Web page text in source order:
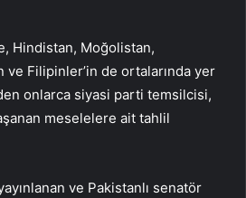
Hindistan, Moğolistan,
ve Filipinler’in de ortalarında yer
onlarca siyasi parti temsilcisi,
meselelere ait tahlil
ve Pakistanlı senatör